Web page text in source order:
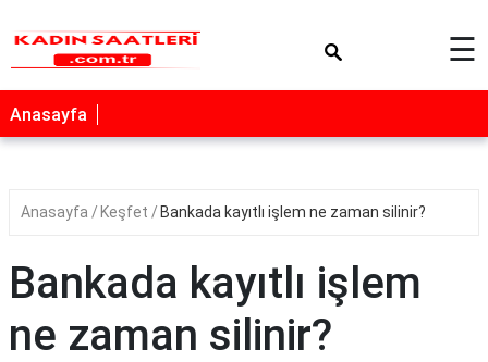
☰
Anasayfa
Anasayfa Keşfet Bankada kayıtlı işlem ne zaman silinir?
Bankada kayıtlı işlem
ne zaman silinir?